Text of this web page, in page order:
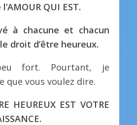
QUI EST.
à chacune et chacun
droit d’être heureux.
fort. Pourtant, je
que vous voulez dire.
HEUREUX EST VOTRE